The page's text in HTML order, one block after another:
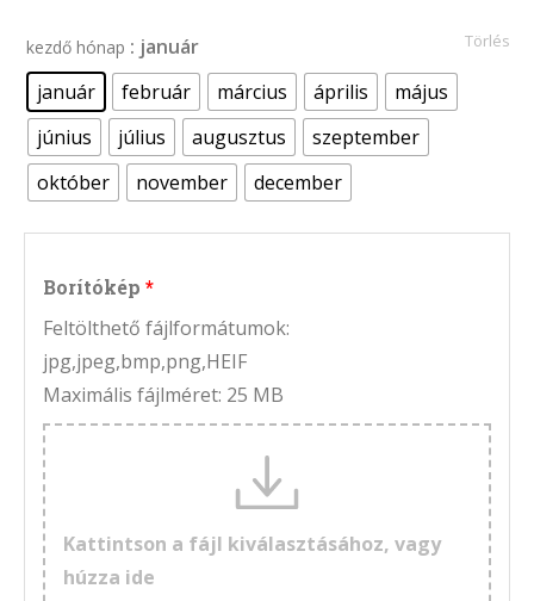
kezdő hónap : január
január
február március április
május
június
július augusztus
szeptember
október
november december
Törlés
Borítókép
Feltölthető fájlformátumok:
jpg,jpeg,bmp,png,HEIF
Maximális fájlméret: 25 MB
Kattintson a fájl kiválasztásához, vagy
húzza ide